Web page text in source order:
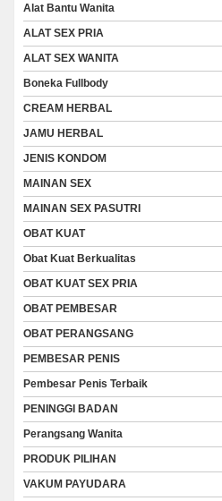
Alat Bantu Wanita
ALAT SEX PRIA
ALAT SEX WANITA
Boneka Fullbody
CREAM HERBAL
JAMU HERBAL
JENIS KONDOM
MAINAN SEX
MAINAN SEX PASUTRI
OBAT KUAT
Obat Kuat Berkualitas
OBAT KUAT SEX PRIA
OBAT PEMBESAR
OBAT PERANGSANG
PEMBESAR PENIS
Pembesar Penis Terbaik
PENINGGI BADAN
Perangsang Wanita
PRODUK PILIHAN
VAKUM PAYUDARA